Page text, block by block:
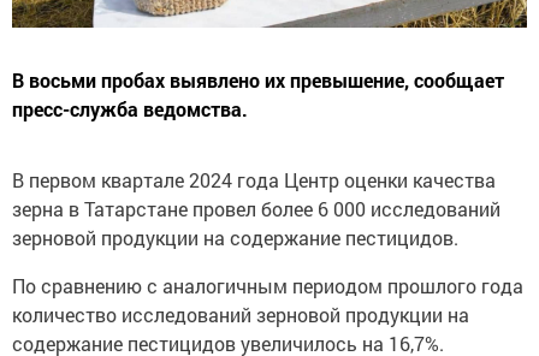
В восьми пробах выявлено их превышение, сообщает
пресс-служба ведомства.
В первом квартале 2024 года Центр оценки качества
зерна в Татарстане провел более 6 000 исследований
зерновой продукции на содержание пестицидов.
По сравнению с аналогичным периодом прошлого года
количество исследований зерновой продукции на
содержание пестицидов увеличилось на 16,7%.